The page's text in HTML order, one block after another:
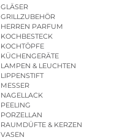
GLÄSER
GRILLZUBEHÖR
HERREN PARFUM
KOCHBESTECK
KOCHTÖPFE
KÜCHENGERÄTE
LAMPEN & LEUCHTEN
LIPPENSTIFT
MESSER
NAGELLACK
PEELING
PORZELLAN
RAUMDÜFTE & KERZEN
VASEN